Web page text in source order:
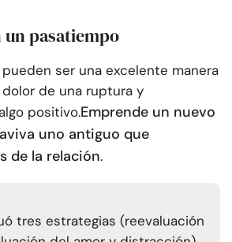
pasatiempo
ser una excelente manera
de una ruptura y
positivo.Emprende un nuevo
uno antiguo que
de la relación.
tres estrategias (reevaluación